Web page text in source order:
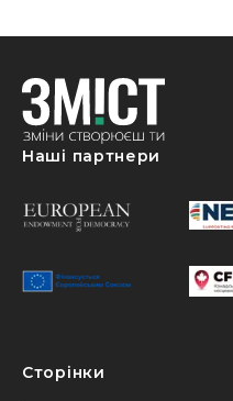
Наші партнери
Сторінки